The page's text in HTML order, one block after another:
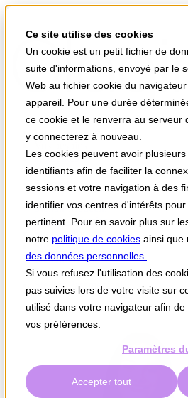
Ce site utilise des cookies
Un cookie est un petit fichier de
suite d'informations, envoyé par le
Web au fichier cookie du
appareil. Pour une durée
ce cookie et le renverra au serveur
y connecterez à nouveau.
Les cookies peuvent avoir
identifiants afin de faciliter la
sessions et votre navigation à des
identifier vos centres d'intérêts
pertinent. Pour en savoir plus sur
notre politique de cookies ainsi que
des données personnelles.
Si vous refusez l'utilisation des
pas suivies lors de votre visite sur
utilisé dans votre navigateur afin
vos préférences.
Paramètres
Accepter tout
Votre univers Stellair
Actualités
A propos
Support
Stellair Médecin
Stellair Infirmier
Stellair Hôpital public
Stellair Clinique
Stellair Officine
Stellair Labo
Stellair Paramédical